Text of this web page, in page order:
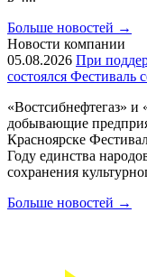
Больше новостей →
Новости компании
05.08.2026 При
состоялся Фестиваль
«Востсибнефтегаз» и
добывающие
Красноярске
Году единства
сохранения
Больше новостей →